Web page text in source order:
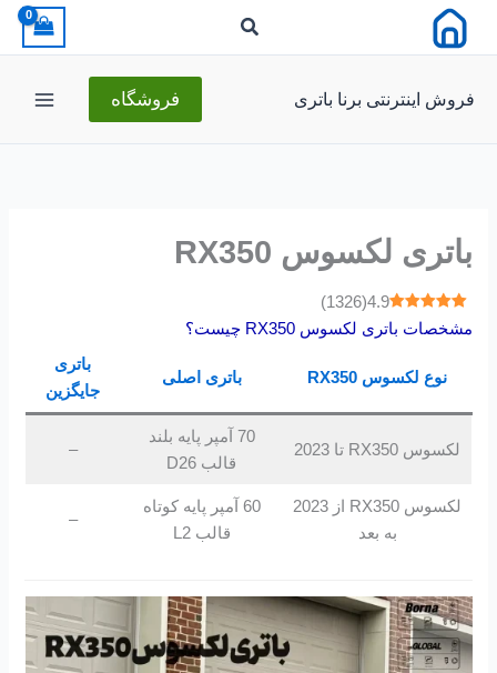
فروش اینترنتی برنا باتری فروشگاه
باتری لکسوس RX350
4.9
(
1326
)
مشخصات باتری لکسوس RX350 چیست؟
نوع لکسوس RX350 باتری اصلی
باتری
جایگزین
لکسوس RX350 تا 2023
70 آمپر پایه بلند
قالب D26
–
لکسوس RX350 از 2023
به بعد
60 آمپر پایه کوتاه
قالب L2
–